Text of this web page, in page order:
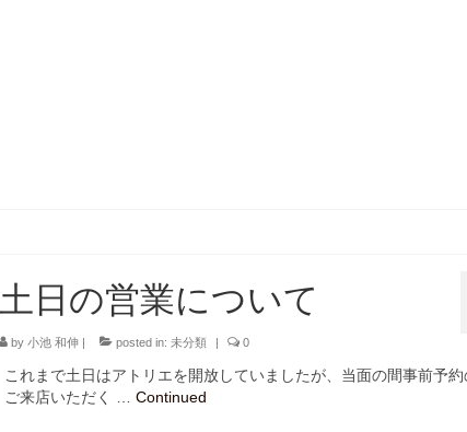
土日の営業について
by 小池 和伸| posted in: 未分類 | 0
これまで土日はアトリエを開放していましたが、当面の間事前予約
ご来店いただく … Continued